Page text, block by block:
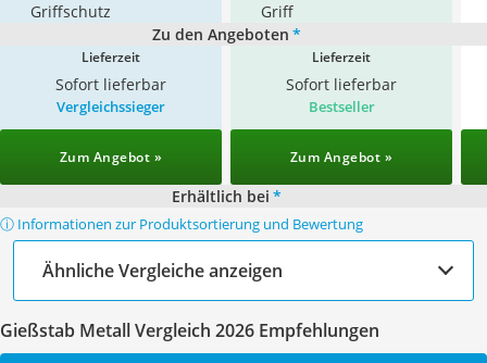
Griffschutz
Griff
Zu den Angeboten *
Lieferzeit
Sofort lieferbar
Lieferzeit
Sofort lieferbar
Vergleichssieger
Zum Angebot »
Bestseller
Zum Angebot »
Erhältlich bei *
ⓘ Informationen zur Produktsortierung und Bewertung
Ähnliche Vergleiche anzeigen
Gießstab Metall Vergleich 2026 Empfehlungen